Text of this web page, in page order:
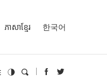
ភាសាខ្មែរ 한국어